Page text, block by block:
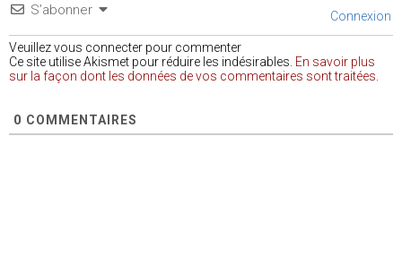
S’abonner Connexion
Veuillez vous connecter pour commenter
Ce site utilise Akismet pour réduire les indésirables. En savoir plus
sur la façon dont les données de vos commentaires sont traitées
0 COMMENTAIRES